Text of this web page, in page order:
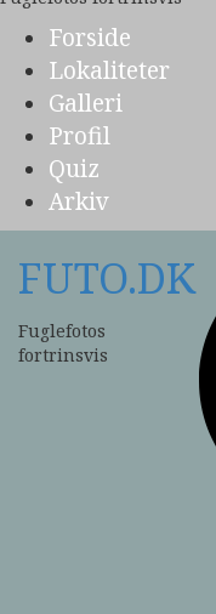
Forside
Lokaliteter
Galleri
Profil
Quiz
Arkiv
FUTO.DK
Fuglefotos
fortrinsvis